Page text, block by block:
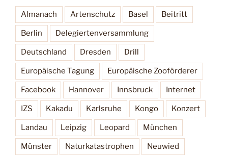
Almanach Artenschutz Basel Beitritt
Berlin Delegiertenversammlung
Deutschland Dresden Drill
Europäische Tagung Europäische Zooförderer
Facebook Hannover Innsbruck Internet
IZS Kakadu Karlsruhe Kongo Konzert
Landau Leipzig Leopard München
Münster Naturkatastrophen Neuwied